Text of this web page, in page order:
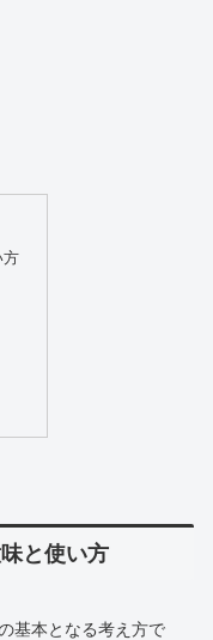
方
と使い方
基本となる考え方で